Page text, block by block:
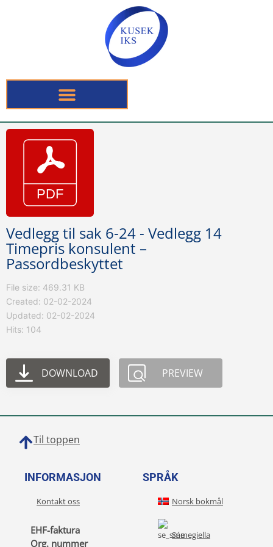
Vedlegg til sak 6-24 - Vedlegg 14
Timepris konsulent –
Passordbeskyttet
File size: 469.31 KB
Created: 02-02-2024
Updated: 02-02-2024
Hits: 104
DOWNLOAD PREVIEW
Til toppen
INFORMASJON
Kontakt oss
EHF-faktura
Org. nummer
SPRÅK
Norsk bokmål
Sámegiella